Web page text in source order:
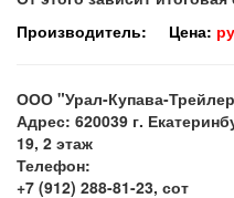
Производитель:
Цена:
ООО "Урал-Купава-
Адрес: 620039 г.
19, 2 этаж
Телефон:
+7 (912) 288-81-23, сот